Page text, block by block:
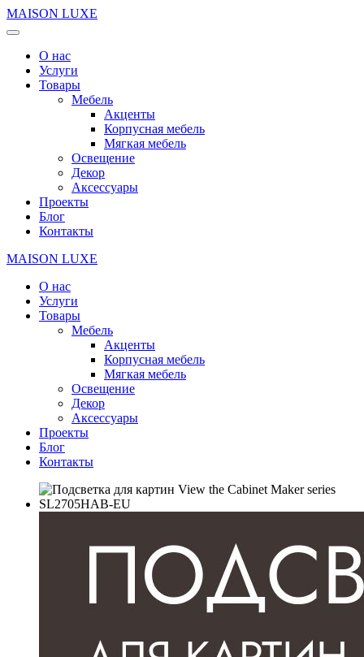
MAISON LUXE
О нас
Услуги
Товары
Мебель
Акценты
Корпусная мебель
Мягкая мебель
Освещение
Декор
Аксессуары
Проекты
Блог
Контакты
MAISON LUXE
О нас
Услуги
Товары
Мебель
Акценты
Корпусная мебель
Мягкая мебель
Освещение
Декор
Аксессуары
Проекты
Блог
Контакты